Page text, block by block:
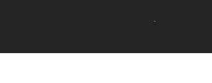
Voir tous les avis clients